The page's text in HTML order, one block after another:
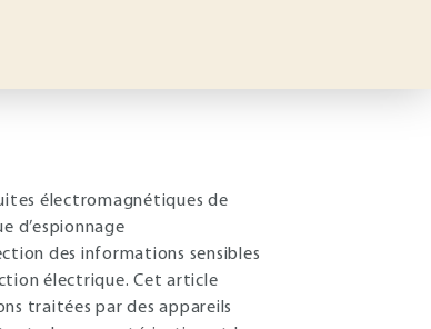
électromagnétiques de
d’espionnage
des informations sensibles
électrique. Cet article
traitées par des appareils